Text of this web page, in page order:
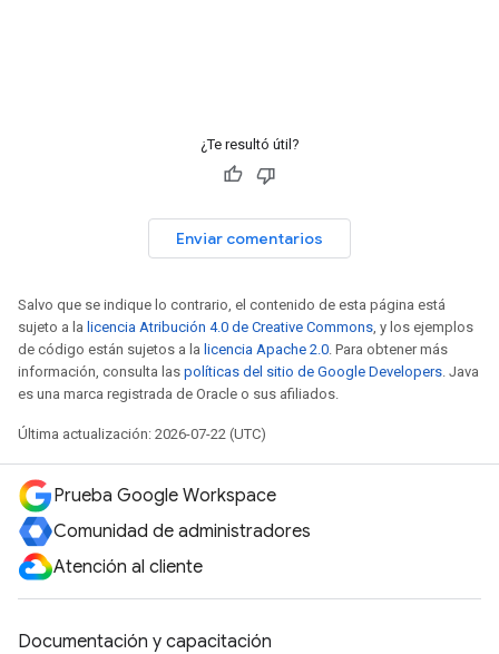
¿Te resultó útil?
Enviar comentarios
Salvo que se indique lo contrario, el contenido de esta página está
sujeto a la licencia Atribución 4.0 de Creative Commons, y los ejemplos
de código están sujetos a la licencia Apache 2.0. Para obtener más
información, consulta las políticas del sitio de Google Developers. Java
es una marca registrada de Oracle o sus afiliados.
Última actualización: 2026-07-22 (UTC)
Prueba Google Workspace
Comunidad de administradores
Atención al cliente
Documentación y capacitación